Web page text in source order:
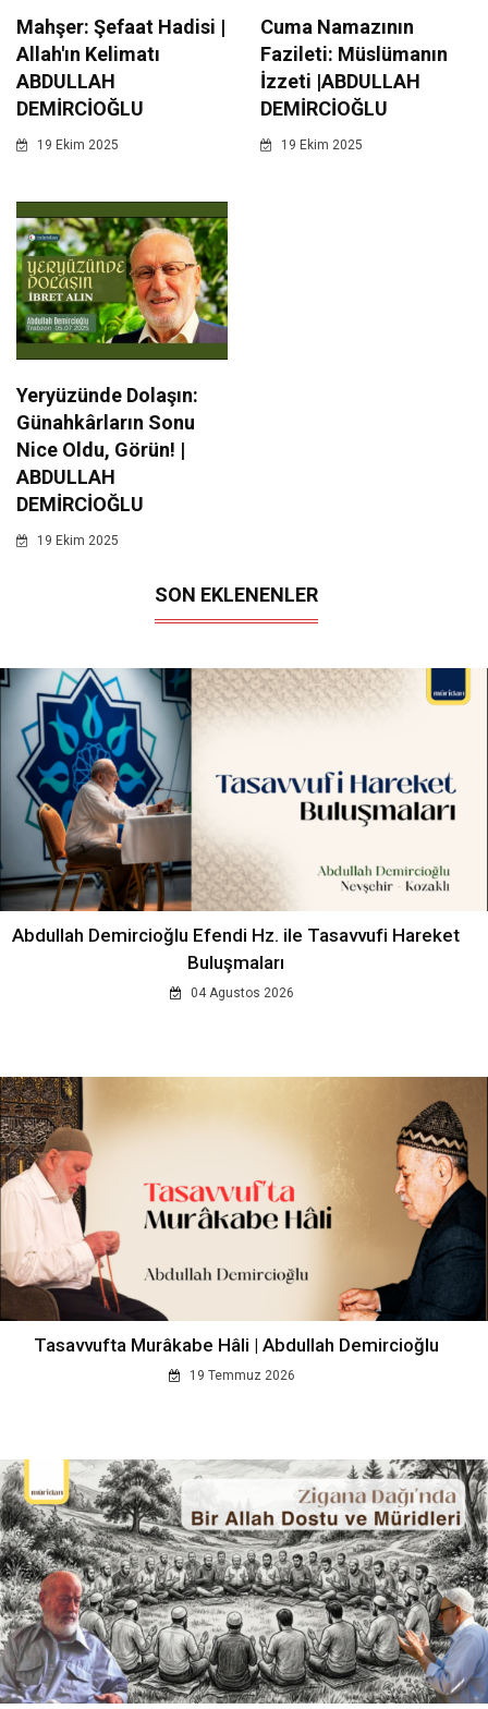
Mahşer: Şefaat Hadisi |
Allah'ın Kelimatı
ABDULLAH
DEMİRCİOĞLU
19 Ekim 2025
Cuma Namazının
Fazileti: Müslümanın
İzzeti |ABDULLAH
DEMİRCİOĞLU
19 Ekim 2025
Yeryüzünde Dolaşın:
Günahkârların Sonu
Nice Oldu, Görün! |
ABDULLAH
DEMİRCİOĞLU
19 Ekim 2025
SON EKLENENLER
Abdullah Demircioğlu Efendi Hz. ile Tasavvufi Hareket
Buluşmaları
04 Agustos 2026
Tasavvufta Murâkabe Hâli | Abdullah Demircioğlu
19 Temmuz 2026